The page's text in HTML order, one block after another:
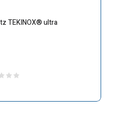
TEKINOX® ultra